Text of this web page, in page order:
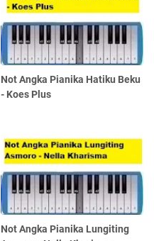
Not Angka Pianika Hatiku Beku
- Koes Plus
Not Angka Pianika Lungiting